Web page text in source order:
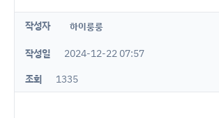
작성자 하이룽룽
작성일
2024-12-22 07:57
조회
1335